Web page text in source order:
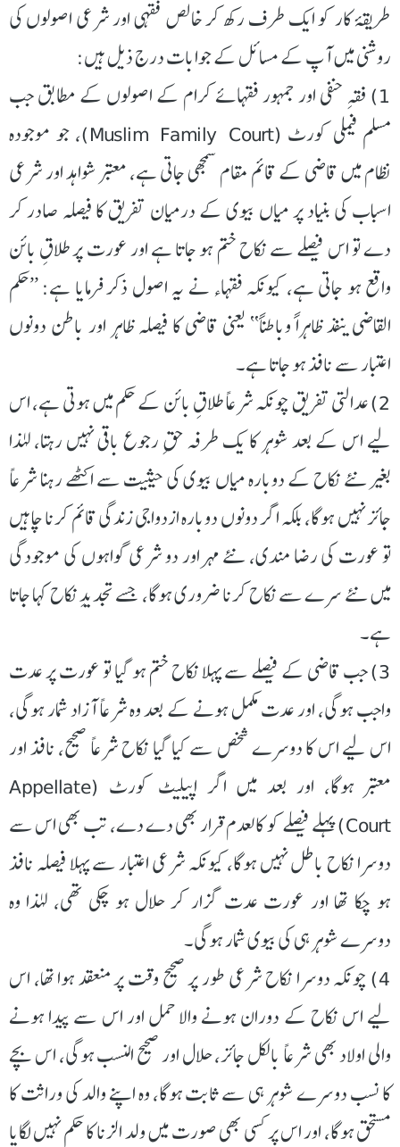
طریقۂ کار کو ایک طرف رکھ کر خالص فقہی اور شرعی اصولوں کی
روشنی میں آپ کے مسائل کے جوابات درج ذیل ہیں:
1) فقہِ حنفی اور جمہور فقہائے کرام کے اصولوں کے مطابق جب
مسلم فیملی کورٹ (Muslim Family Court)، جو موجودہ
نظام میں قاضی کے قائم مقام سمجھی جاتی ہے، معتبر شواہد اور شرعی
اسباب کی بنیاد پر میاں بیوی کے درمیان تفریق کا فیصلہ صادر کر
دے تو اس فیصلے سے نکاح ختم ہو جاتا ہے اور عورت پر طلاقِ بائن
واقع ہو جاتی ہے، کیونکہ فقہاء نے یہ اصول ذکر فرمایا ہے: ’’حکم
القاضی ینفذ ظاہراً وباطناً‘‘ یعنی قاضی کا فیصلہ ظاہر اور باطن دونوں
اعتبار سے نافذ ہو جاتا ہے۔
2) عدالتی تفریق چونکہ شرعاً طلاقِ بائن کے حکم میں ہوتی ہے، اس
لیے اس کے بعد شوہر کا یک طرفہ حقِ رجوع باقی نہیں رہتا، لہٰذا
بغیر نئے نکاح کے دوبارہ میاں بیوی کی حیثیت سے اکٹھے رہنا شرعاً
جائز نہیں ہوگا، بلکہ اگر دونوں دوبارہ ازدواجی زندگی قائم کرنا چاہیں
تو عورت کی رضا مندی، نئے مہر اور دو شرعی گواہوں کی موجودگی
میں نئے سرے سے نکاح کرنا ضروری ہوگا، جسے تجدیدِ نکاح کہا جاتا
ہے۔
3) جب قاضی کے فیصلے سے پہلا نکاح ختم ہو گیا تو عورت پر عدت
واجب ہوگی، اور عدت مکمل ہونے کے بعد وہ شرعاً آزاد شمار ہوگی،
اس لیے اس کا دوسرے شخص سے کیا گیا نکاح شرعاً صحیح، نافذ اور
معتبر ہوگا، اور بعد میں اگر اپیلیٹ کورٹ (Appellate
Court) پہلے فیصلے کو کالعدم قرار بھی دے دے، تب بھی اس سے
دوسرا نکاح باطل نہیں ہوگا، کیونکہ شرعی اعتبار سے پہلا فیصلہ نافذ
ہو چکا تھا اور عورت عدت گزار کر حلال ہو چکی تھی، لہٰذا وہ
دوسرے شوہر ہی کی بیوی شمار ہوگی۔
4) چونکہ دوسرا نکاح شرعی طور پر صحیح وقت پر منعقد ہوا تھا، اس
لیے اس نکاح کے دوران ہونے والا حمل اور اس سے پیدا ہونے
والی اولاد بھی شرعاً بالکل جائز، حلال اور صحیح النسب ہوگی، اس بچے
کا نسب دوسرے شوہر ہی سے ثابت ہوگا، وہ اپنے والد کی وراثت کا
مستحق ہوگا، اور اس پر کسی بھی صورت میں ولد الزنا کا حکم نہیں لگایا